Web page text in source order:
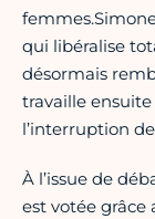
qui libéralise
désormais
travaille
l’interruption
À l’issue de
est votée